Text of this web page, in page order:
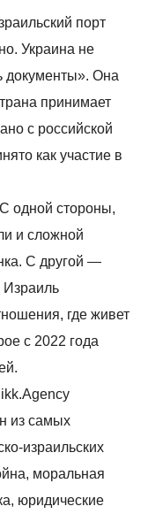
порт
Украина не
документы». Она
принимает
с российской
как участие в
одной стороны,
и сложной
С другой —
Израиль
где живет
с 2022 года
из самых
израильских
моральная
юридические